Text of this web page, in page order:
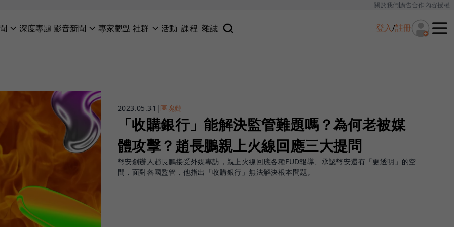
關於我們廣告合作內容授權
深度專題 影音新聞 專家觀點社群 活動 課程 雜誌 登入/註冊
2023.05.31 | 區塊鏈
「收購銀行」能解決監管難題嗎？為何老被媒
體攻擊？趙長鵬親上火線回應三大提問
幣安創辦人趙長鵬接受外媒專訪，親上火線回應各種FUD報導、承認幣安還有「更透明」的空
間，面對各國監管，他指出「收購銀行」無法解決根本問題。